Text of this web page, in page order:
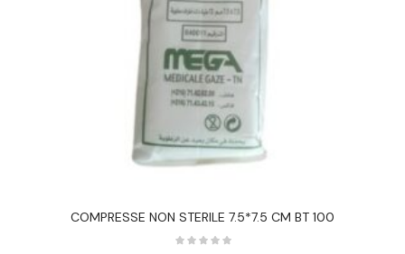
COMPRESSE NON STERILE 7.5*7.5 CM BT 100